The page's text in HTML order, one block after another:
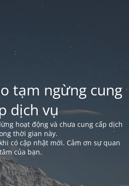
tạm ngừng cung
dịch vụ
hoạt động và chưa cung cấp dịch
thời gian này.
có cập nhật mới. Cảm ơn sự quan
tâm của bạn.